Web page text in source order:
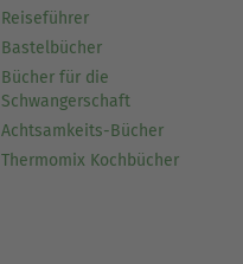
Reiseführer
Bastelbücher
Bücher für die
Schwangerschaft
Achtsamkeits-Bücher
Thermomix Kochbücher